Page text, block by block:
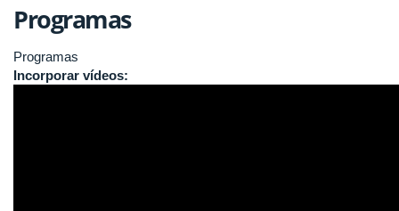
Programas
Programas
Incorporar vídeos: